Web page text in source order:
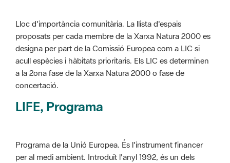
Lloc d'importància comunitària. La llista d'espais
proposats per cada membre de la Xarxa Natura 2000 es
designa per part de la Comissió Europea com a LIC si
acull espècies i hàbitats prioritaris. Els LIC es determinen
a la 2ona fase de la Xarxa Natura 2000 o fase de
concertació.
LIFE, Programa
Programa de la Unió Europea. És l'instrument financer
per al medi ambient. Introduït l'anyl 1992, és un dels